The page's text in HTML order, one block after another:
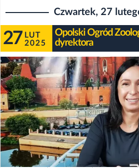
Czwartek, 27
27 LUT
2025
Opolski Ogród
dyrektora